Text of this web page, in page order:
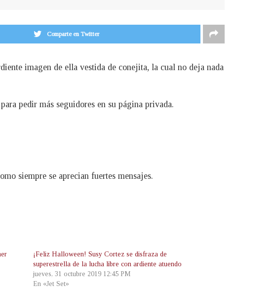
Comparte en Twitter
imagen de ella vestida de conejita, la cual no deja nada
pedir más seguidores en su página privada.
siempre se aprecian fuertes mensajes.
¡Feliz Halloween! Susy Cortez se disfraza de
superestrella de la lucha libre con ardiente atuendo
jueves, 31 octubre 2019 12:45 PM
En «Jet Set»